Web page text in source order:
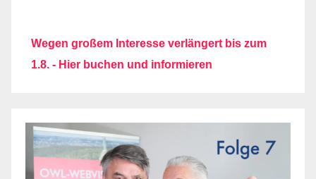
Wegen großem Interesse verlängert bis zum
1.8. - Hier buchen und informieren